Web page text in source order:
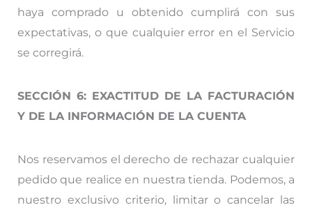
haya comprado u obtenido cumplirá con sus
expectativas, o que cualquier error en el Servicio
se corregirá.
SECCIÓN 6: EXACTITUD DE LA FACTURACIÓN
Y DE LA INFORMACIÓN DE LA CUENTA
Nos reservamos el derecho de rechazar cualquier
pedido que realice en nuestra tienda. Podemos, a
nuestro exclusivo criterio, limitar o cancelar las